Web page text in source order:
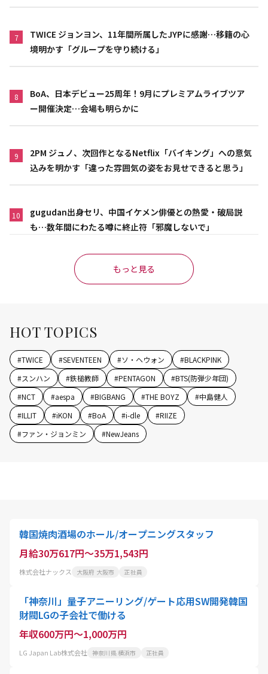
7
TWICE ジョンヨン、11年間所属したJYPに感謝…移籍の心
境明かす「グループを守り続ける」
8
BoA、日本デビュー25周年！9月にプレミアムライブツア
ー開催決定…会場も明らかに
9
2PM ジュノ、次回作となるNetflix「バイキング」への意気
込みを明かす「違った雰囲気の姿をお見せできると思う」
10
gugudan出身セリ、中国イケメン俳優との熱愛・破局説
も…数年間にわたる噂に終止符「邪魔しないで」
もっと見る
HOT TOPICS
#TWICE #SEVENTEEN #ソ・ヘウォン #BLACKPINK
#スンハン #鉄槌教師 #PENTAGON #BTS(防弾少年団)
#NCT #aespa #BIGBANG #THE BOYZ #中島健人
#ILLIT #iKON #BoA #i-dle #RIIZE
#ファン・ジョンミン #NewJeans
韓国焼肉酒場のホール/オープニングスタッフ
月給30万617円～35万1,543円
株式会社ナックス 大阪府 大阪市 正社員
「神奈川」量子アニーリング/ゲート応用SW開発韓国
財閥LGの子会社で働ける
年収600万円～1,000万円
LG Japan Lab株式会社 神奈川県 横浜市 正社員